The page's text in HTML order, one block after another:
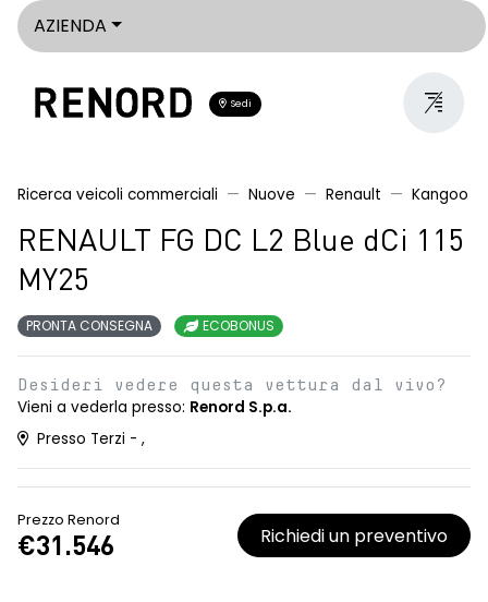
AZIENDA
Sedi
Ricerca veicoli commerciali Nuove Renault Kangoo
RENAULT FG DC L2 Blue dCi 115
MY25
PRONTA CONSEGNA ECOBONUS
Desideri vedere questa vettura dal vivo?
Vieni a vederla presso: Renord S.p.a.
Presso Terzi - ,
Prezzo Renord
€31.546 Richiedi un preventivo